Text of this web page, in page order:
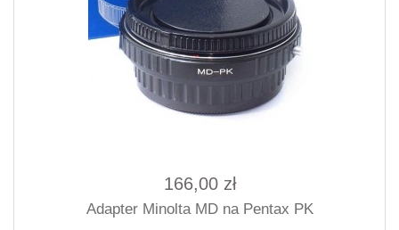
166,00 zł
Adapter Minolta MD na Pentax PK